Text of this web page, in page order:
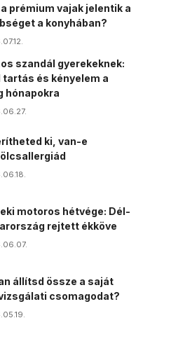
prémium vajak jelentik a
a konyhában?
szandál gyerekeknek:
tartás és kényelem a
hónapokra
ki, van-e
motoros hétvége: Dél-
rejtett ékköve
állítsd össze a saját
csomagodat?